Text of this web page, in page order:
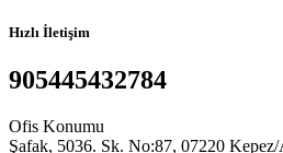
Hızlı İletişim
905445432784
Ofis Konumu
Şafak, 5036. Sk. No:87, 07220